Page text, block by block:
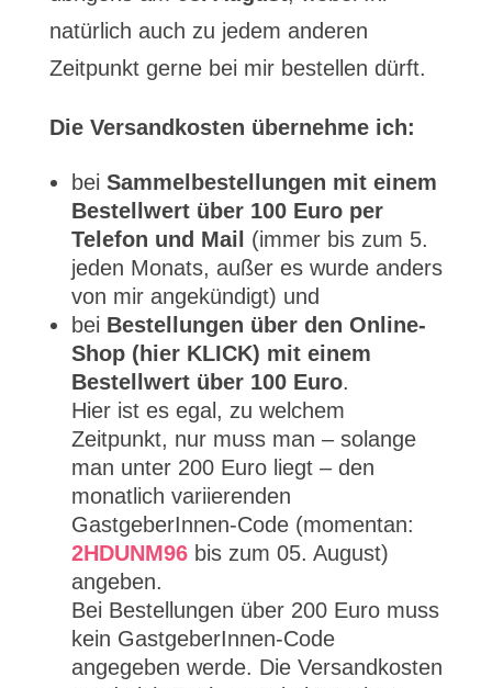
natürlich auch zu jedem anderen
Zeitpunkt gerne bei mir bestellen dürft.
Die Versandkosten übernehme ich:
bei Sammelbestellungen mit einem
Bestellwert über 100 Euro per
Telefon und Mail
(immer bis zum 5.
jeden Monats, außer es wurde anders
von mir angekündigt) und
bei Bestellungen über den Online-
Shop (hier KLICK) mit einem
Bestellwert über 100 Euro.
Hier ist es egal, zu welchem
Zeitpunkt, nur muss man – solange
man unter 200 Euro liegt – den
monatlich variierenden
GastgeberInnen-Code (momentan:
2HDUNM96bis zum 05. August)
angeben.
Bei Bestellungen über 200 Euro muss
kein GastgeberInnen-Code
angegeben werde. Die Versandkosten